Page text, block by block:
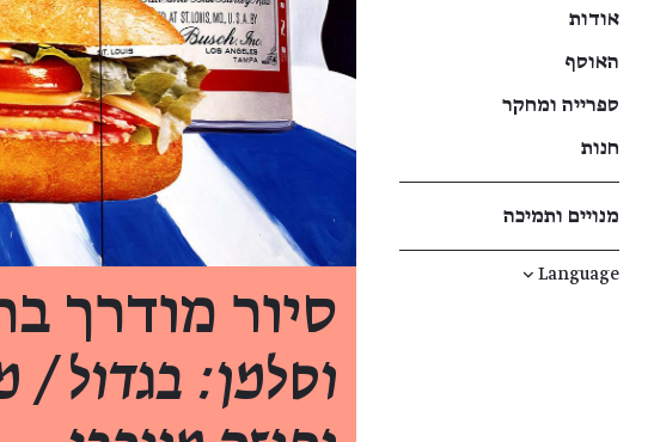
אודות
האוסף
ספרייה ומחקר
חנות
מנויים ותמיכה
Language
↓
סיור מודרך
וסלמן: בגדול /